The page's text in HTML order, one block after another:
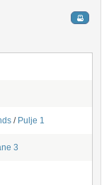
/ Pulje 1
3